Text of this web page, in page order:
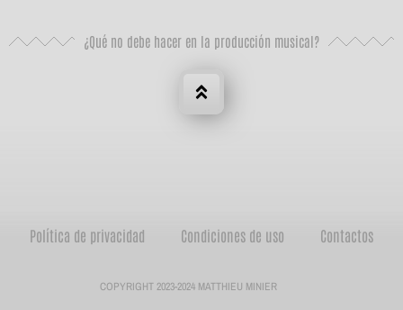
¿Qué no debe hacer en la producción musical?
Política de privacidad Condiciones de uso Contactos
COPYRIGHT 2023-2024 MATTHIEU MINIER